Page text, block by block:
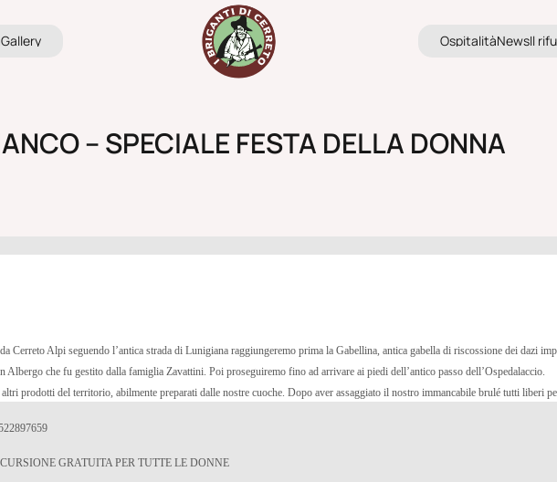
G
a
l
l
e
r
y
G le y
O
s
p
i
t
a
l
i
t
à
O pt lt
N
e
w
s
N w
I
l
r
i
f
u
I rf
– SPECIALE FESTA DELLA DONNA
Cerreto Alpi seguendo l’antica strada di Lunigiana raggiungeremo prima la Gabellina, antica gabella di riscossione dei dazi
Albergo che fu gestito dalla famiglia Zavattini. Poi proseguiremo fino ad arrivare ai piedi dell’antico passo dell’Ospedalaccio.
prodotti del territorio, abilmente preparati dalle nostre cuoche. Dopo aver assaggiato il nostro immancabile brulé tutti liberi
GRATUITA PER TUTTE LE DONNE